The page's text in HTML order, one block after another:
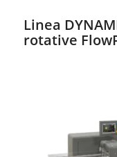
Linea
rotative